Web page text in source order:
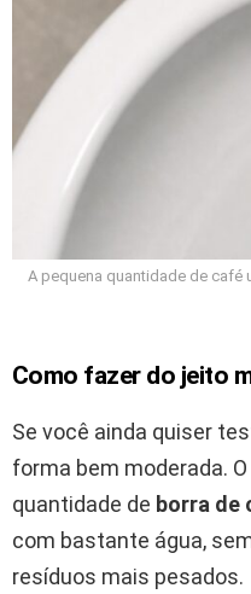
A pequena quantidade de café
Como fazer do jeito
Se você ainda quiser
forma bem moderada.
quantidade de borra de
com bastante água,
resíduos mais pesados.